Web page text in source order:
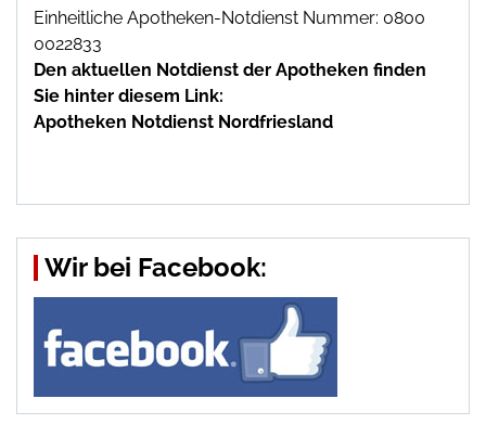
Einheitliche Apotheken-Notdienst Nummer: 0800
0022833
Den aktuellen Notdienst der Apotheken finden
Sie hinter diesem Link:
Apotheken Notdienst Nordfriesland
Wir bei Facebook: